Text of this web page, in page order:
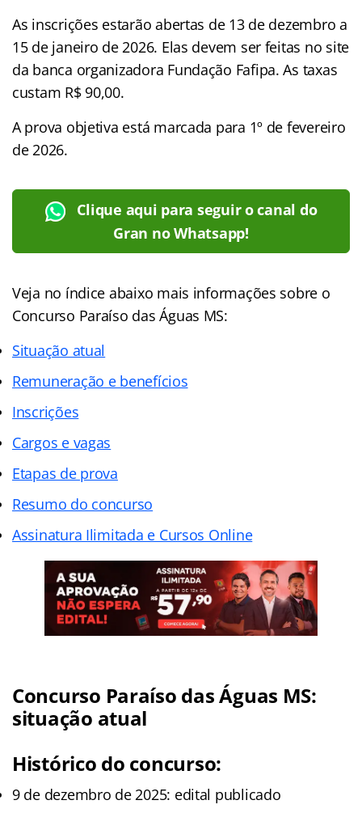
As inscrições estarão abertas de 13 de dezembro a
15 de janeiro de 2026. Elas devem ser feitas no site
da banca organizadora Fundação Fafipa. As taxas
custam R$ 90,00.
A prova objetiva está marcada para 1º de fevereiro
de 2026.
Clique aqui para seguir o canal do
Gran no Whatsapp!
Veja no índice abaixo mais informações sobre o
Concurso Paraíso das Águas MS:
Situação atual
Remuneração e benefícios
Inscrições
Cargos e vagas
Etapas de prova
Resumo do concurso
Assinatura Ilimitada e Cursos Online
Concurso Paraíso das Águas MS:
situação atual
Histórico do concurso:
9 de dezembro de 2025: edital publicado